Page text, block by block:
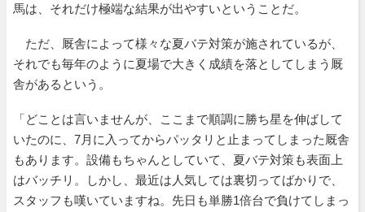
馬は、それだけ極端な結果が出やすいということだ。
ただ、厩舎によって様々な夏バテ対策が施されているが、
それでも毎年のように夏場で大きく成績を落としてしまう厩
舎があるという。
「どことは言いませんが、ここまで順調に勝ち星を伸ばして
いたのに、7月に入ってからパッタリと止まってしまった厩舎
もあります。設備もちゃんとしていて、夏バテ対策も表面上
はバッチリ。しかし、最近は人気しては裏切ってばかりで、
スタッフも嘆いていますね。先日も単勝1倍台で負けてしまっ